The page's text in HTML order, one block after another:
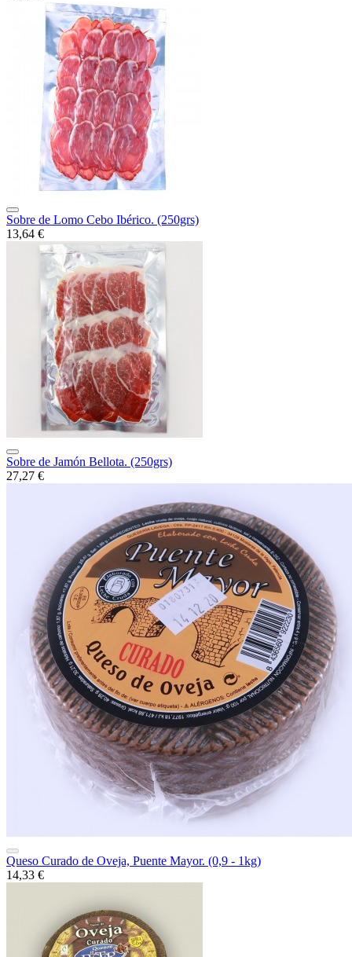
Sobre de Lomo Cebo Ibérico. (250grs)
13,64 €
Sobre de Jamón Bellota. (250grs)
27,27 €
Queso Curado de Oveja, Puente Mayor. (0,9 - 1kg)
14,33 €